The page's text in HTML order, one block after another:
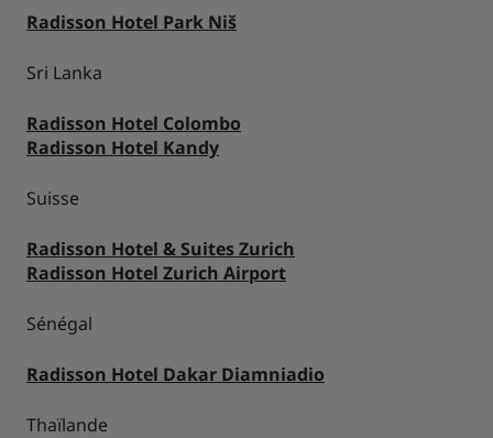
Radisson Hotel Park Niš
Sri Lanka
Radisson Hotel Colombo
Radisson Hotel Kandy
Suisse
Radisson Hotel & Suites Zurich
Radisson Hotel Zurich Airport
Sénégal
Radisson Hotel Dakar Diamniadio
Thaïlande